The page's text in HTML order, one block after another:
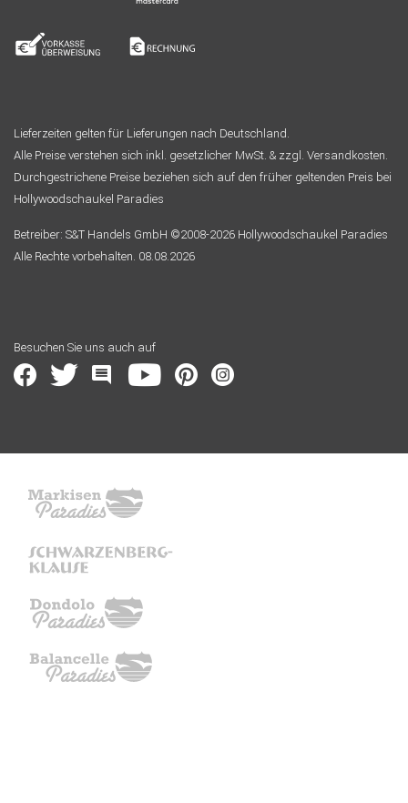
Lieferzeiten gelten für Lieferungen nach Deutschland.
Alle Preise verstehen sich inkl. gesetzlicher MwSt. & zzgl. Versandkosten.
Durchgestrichene Preise beziehen sich auf den früher geltenden Preis bei
Hollywoodschaukel Paradies
Betreiber: S&T Handels GmbH ©2008-2026 Hollywoodschaukel Paradies
Alle Rechte vorbehalten. 08.08.2026
Besuchen Sie uns auch auf